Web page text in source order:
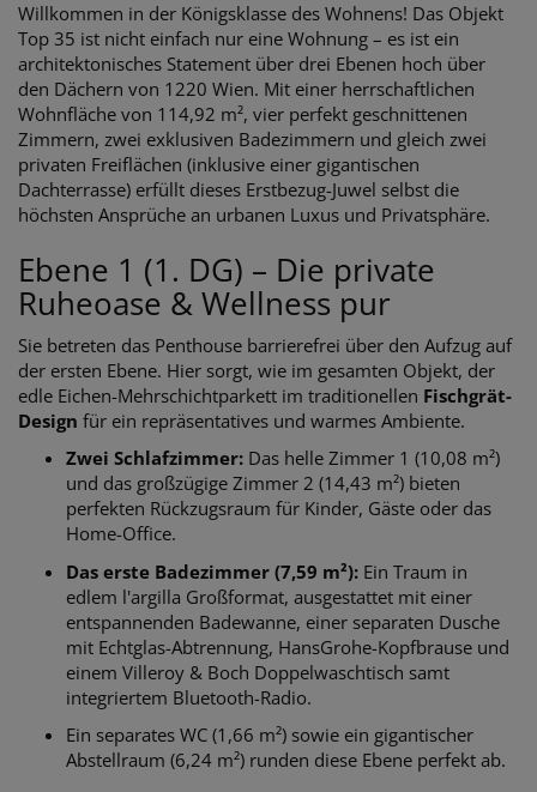
Willkommen in der Königsklasse des Wohnens! Das Objekt
Top 35 ist nicht einfach nur eine Wohnung – es ist ein
architektonisches Statement über drei Ebenen hoch über
den Dächern von 1220 Wien. Mit einer herrschaftlichen
Wohnfläche von 114,92 m², vier perfekt geschnittenen
Zimmern, zwei exklusiven Badezimmern und gleich zwei
privaten Freiflächen (inklusive einer gigantischen
Dachterrasse) erfüllt dieses Erstbezug-Juwel selbst die
höchsten Ansprüche an urbanen Luxus und Privatsphäre.
Ebene 1 (1. DG) – Die private
Ruheoase & Wellness pur
Sie betreten das Penthouse barrierefrei über den Aufzug auf
der ersten Ebene. Hier sorgt, wie im gesamten Objekt, der
edle Eichen-Mehrschichtparkett im traditionellen Fischgrät-
Design für ein repräsentatives und warmes Ambiente.
Zwei Schlafzimmer: Das helle Zimmer 1 (10,08 m²)
und das großzügige Zimmer 2 (14,43 m²) bieten
perfekten Rückzugsraum für Kinder, Gäste oder das
Home-Office.
Das erste Badezimmer (7,59 m²): Ein Traum in
edlem l'argilla Großformat, ausgestattet mit einer
entspannenden Badewanne, einer separaten Dusche
mit Echtglas-Abtrennung, HansGrohe-Kopfbrause und
einem Villeroy & Boch Doppelwaschtisch samt
integriertem Bluetooth-Radio.
Ein separates WC (1,66 m²) sowie ein gigantischer
Abstellraum (6,24 m²) runden diese Ebene perfekt ab.